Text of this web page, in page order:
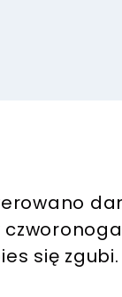
się zgubi.